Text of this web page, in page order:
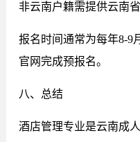
非云南户籍需提供云南
报名时间通常为每年8-9
官网完成预报名。
八、总结
酒店管理专业是云南成